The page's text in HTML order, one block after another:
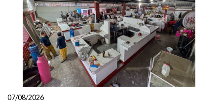
07/08/2026